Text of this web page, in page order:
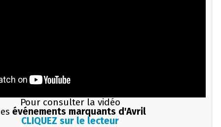
Pour consulter la vidéo
événements marquants d'Avril
CLIQUEZ sur le lecteur